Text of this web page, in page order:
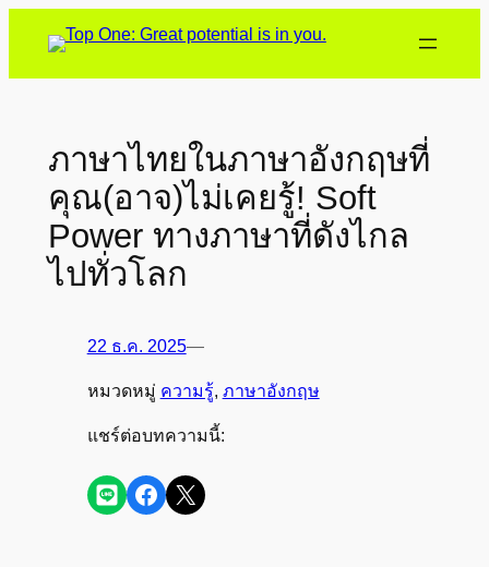
ยัง
ภาษาไทยในภาษาอังกฤษที่
คุณ(อาจ)ไม่เคยรู้! Soft
Power ทางภาษาที่ดังไกล
ไปทั่วโลก
22 ธ.ค. 2025—
หมวดหมู่ ความรู้, ภาษาอังกฤษ
แชร์ต่อบทความนี้:
Share on LINEShare on Facebook
Share on X